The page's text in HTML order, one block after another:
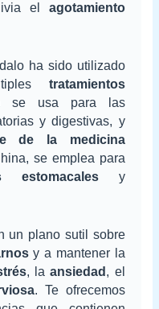
el agotamiento
ha sido utilizado
tratamientos
se usa para las
y digestivas, y
de la medicina
se emplea para
estomacalesy
un plano sutil sobre
y a mantener la
, laansiedad , el
. Te ofrecemos